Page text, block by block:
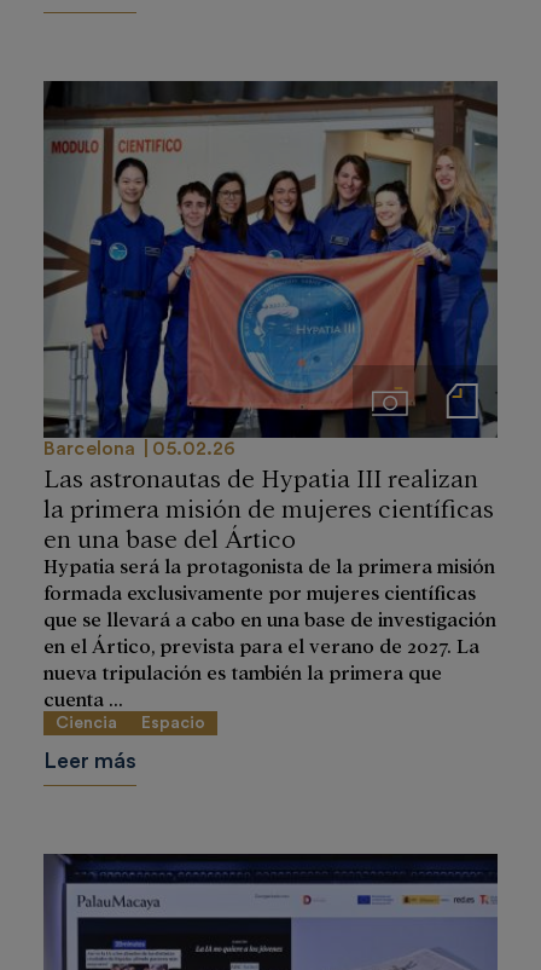
ImágenesNotas de prensa
Barcelona 05.02.26
Las astronautas de Hypatia III realizan
la primera misión de mujeres científicas
en una base del Ártico
Hypatia será la protagonista de la primera misión
formada exclusivamente por mujeres científicas
que se llevará a cabo en una base de investigación
en el Ártico, prevista para el verano de 2027. La
nueva tripulación es también la primera que
cuenta ...
Ciencia Espacio
Leer más